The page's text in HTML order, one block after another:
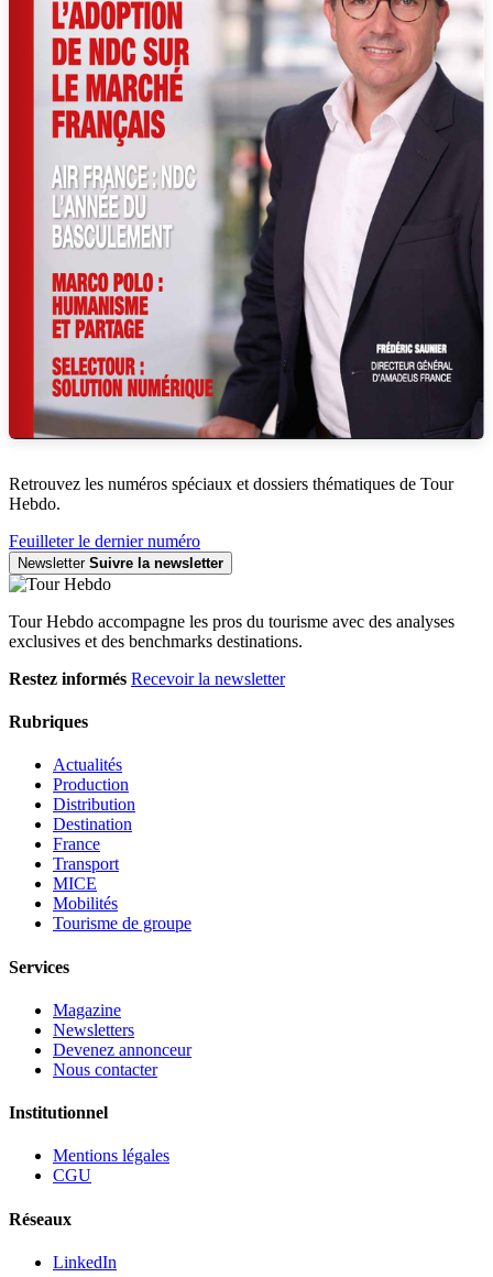
Retrouvez les numéros spéciaux et dossiers thématiques de Tour
Hebdo.
Feuilleter le dernier numéro
Newsletter Suivre la newsletter
Tour Hebdo accompagne les pros du tourisme avec des analyses
exclusives et des benchmarks destinations.
Restez informés Recevoir la newsletter
Rubriques
Actualités
Production
Distribution
Destination
France
Transport
MICE
Mobilités
Tourisme de groupe
Services
Magazine
Newsletters
Devenez annonceur
Nous contacter
Institutionnel
Mentions légales
CGU
Réseaux
LinkedIn